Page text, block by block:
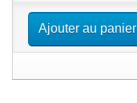
Ajouter au panier